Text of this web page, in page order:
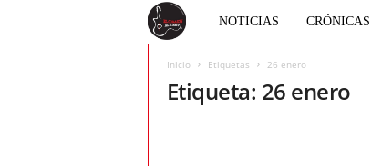
NOTICIAS CRÓNICAS
Inicio Etiquetas 26 enero
Etiqueta: 26 enero